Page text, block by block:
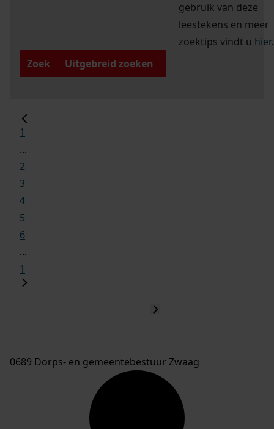
gebruik van deze
leestekens en meer
zoektips vindt u hier.
Zoek
Uitgebreid zoeken
1
...
2
3
4
5
6
...
1
0689 Dorps- en gemeentebestuur Zwaag